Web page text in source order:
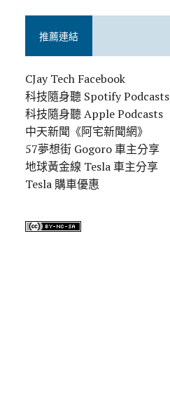
推薦連結
CJay Tech Facebook
科技隨身聽 Spotify Podcasts
科技隨身聽 Apple Podcasts
中天新聞《阿宅新聞網》
57夢想街 Gogoro 車主分享
地球黃金線 Tesla 車主分享
Tesla 購車優惠